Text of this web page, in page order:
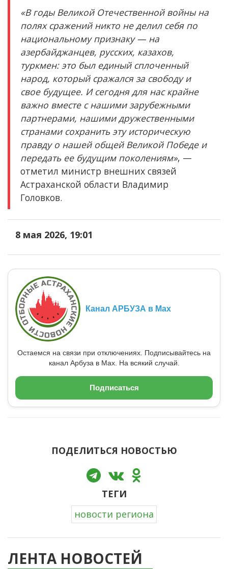
«В годы Великой Отечественной войны на
полях сражений никто не делил себя по
национальному признаку — на
азербайджанцев, русских, казахов,
туркмен: это был единый сплоченный
народ, который сражался за свободу и
свое будущее. И сегодня для нас крайне
важно вместе с нашими зарубежными
партнерами, нашими дружественными
странами сохранить эту историческую
правду о нашей общей Великой Победе и
передать ее будущим поколениям», —
отметил министр внешних связей
Астраханской области Владимир
Головков.
8 мая 2026, 19:01
Канал АРБУЗА в Max
Остаемся на связи при отключениях. Подписывайтесь на
канал Арбуза в Max. На всякий случай.
Подписаться
ПОДЕЛИТЬСЯ НОВОСТЬЮ
ТЕГИ
новости региона
ЛЕНТА НОВОСТЕЙ